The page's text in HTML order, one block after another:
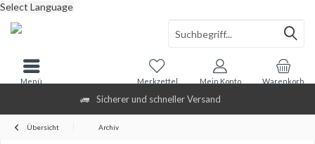
Sicherer und schneller Versand
Select Language
Warenkorb
Merkzettel Mein Konto
Menü
Übersicht Archiv